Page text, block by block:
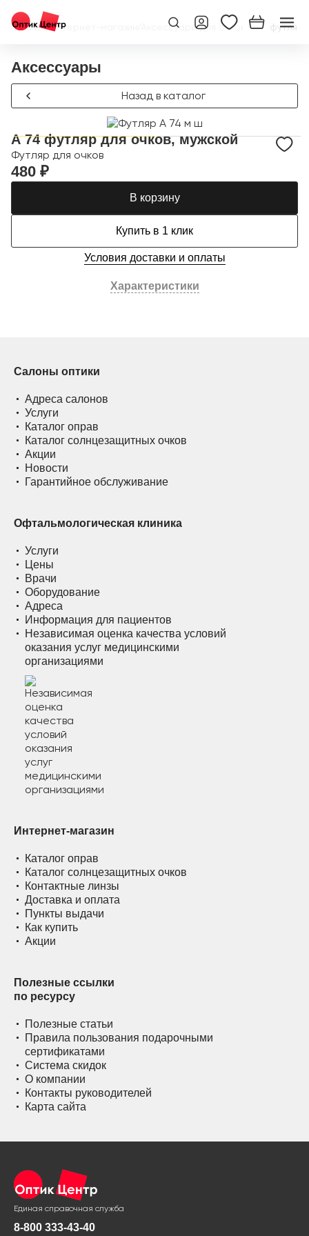
Главная/Интернет-магазин Аксессуары для очков А 74 футляр
Аксессуары
Назад в каталог
А 74 футляр для очков, мужской
Футляр для очков
480 ₽
В корзину
Купить в 1 клик
Условия доставки и оплаты
Характеристики
Салоны оптики
Адреса салонов
Услуги
Каталог оправ
Каталог солнцезащитных очков
Акции
Новости
Гарантийное обслуживание
Офтальмологическая клиника
Услуги
Цены
Врачи
Оборудование
Адреса
Информация для пациентов
Независимая оценка качества условий
оказания услуг медицинскими
организациями
Интернет-магазин
Каталог оправ
Каталог солнцезащитных очков
Контактные линзы
Доставка и оплата
Пункты выдачи
Как купить
Акции
Полезные ссылки
по ресурсу
Полезные статьи
Правила пользования подарочными
сертификатами
Система скидок
О компании
Контакты руководителей
Карта сайта
Единая справочная служба
8-800 333-43-40